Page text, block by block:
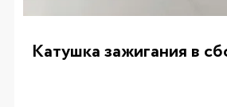
Катушка зажигания в